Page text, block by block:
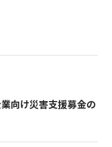
向け災害支援募金の